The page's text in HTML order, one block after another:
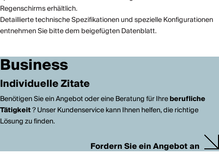
Regenschirms erhältlich.
Detaillierte technische Spezifikationen und spezielle Konfigurationen
entnehmen Sie bitte dem beigefügten Datenblatt.
Business
Individuelle Zitate
Benötigen Sie ein Angebot oder eine Beratung für Ihreberufliche
Tätigkeit? Unser Kundenservice kann Ihnen helfen, die richtige
Lösung zu finden.
Fordern Sie ein Angebot an